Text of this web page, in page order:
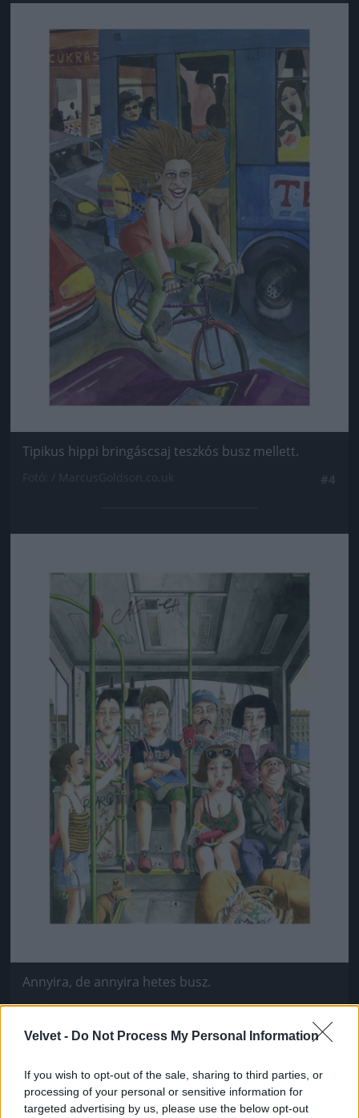
Velvet - Do Not Process My Personal Information
If you wish to opt-out of the sale, sharing to third parties, or
processing of your personal or sensitive information for
targeted advertising by us, please use the below opt-out
Jön még kép!
Tipikus hippi bringáscsaj teszkós busz mellett.
Annyira, de annyira hetes busz.
Fotó: / MarcusGoldson.co.uk #5
Jön még kép!